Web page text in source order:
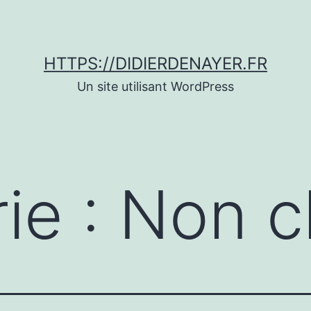
HTTPS://DIDIERDENAYER.FR
Un site utilisant WordPress
: Non